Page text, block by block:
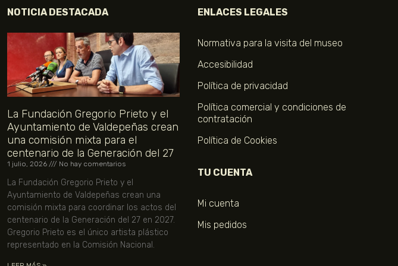
NOTICIA DESTACADA
La Fundación Gregorio Prieto y el
Ayuntamiento de Valdepeñas crean
una comisión mixta para el
centenario de la Generación del 27
1 julio, 2026 No hay comentarios
La Fundación Gregorio Prieto y el
Ayuntamiento de Valdepeñas crean una
comisión mixta para coordinar los actos del
centenario de la Generación del 27 en 2027.
Gregorio Prieto es el único artista plástico
representado en la Comisión Nacional.
ENLACES LEGALES
Normativa para la visita del museo
Accesibilidad
Política de privacidad
Política comercial y condiciones de
contratación
Política de Cookies
TU CUENTA
Mi cuenta
Mis pedidos